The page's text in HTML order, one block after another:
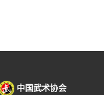
中国武术协会